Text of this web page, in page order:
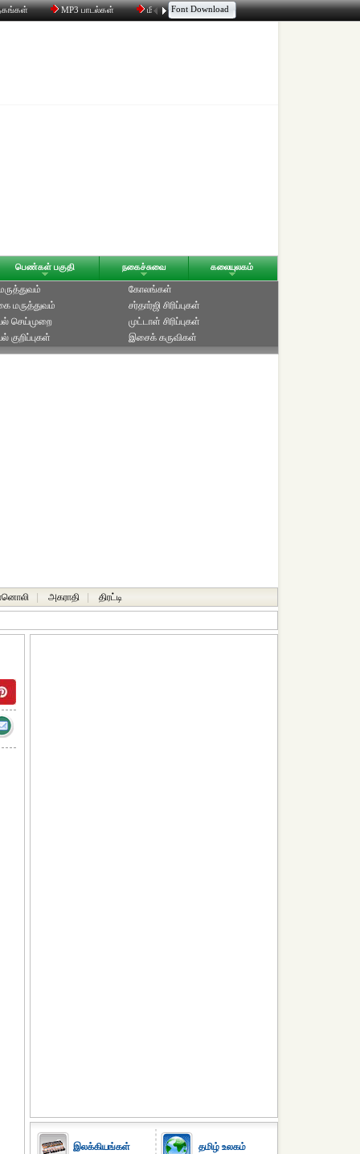
MP3 பாடல்கள் மின்னஞ்சல் திரட்டி உரையாடல்
Font Download
பெண்கள் பகுதி நகைச்சுவை கலையுலகம்
மருத்துவம்
செய்முறை
குறிப்புகள்
கோலங்கள்
சர்தார்ஜி சிரிப்புகள்
முட்டாள் சிரிப்புகள்
இசைக் கருவிகள்
அகராதி திரட்டி
இலக்கியங்கள் தமிழ் உலகம்